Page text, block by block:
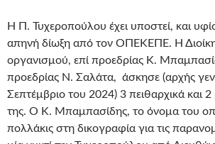
Η Π. Τυχεροπούλου έχει υποστεί, και
απηνή δίωξη από τον ΟΠΕΚΕΠΕ. Η
οργανισμού, επί προεδρίας Κ.
προεδρίας Ν. Σαλάτα, άσκησε (αρχής
Σεπτέμβριο του 2024) 3 πειθαρχικά και 2
της. Ο Κ. Μπαμπασίδης, το όνομα του
πολλάκις στη δικογραφία για τις